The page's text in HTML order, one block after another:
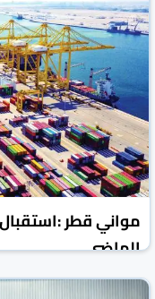
الماضي
العرب القطرية قطر 04 تموز/